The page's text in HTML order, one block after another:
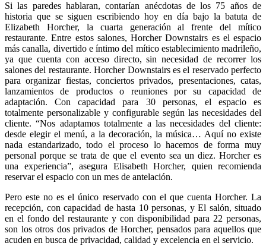
Si las paredes hablaran, contarían anécdotas de los 75 años de
historia que se siguen escribiendo hoy en día bajo la batuta de
Elizabeth Horcher, la cuarta generación al frente del mítico
restaurante. Entre estos salones, Horcher Downstairs es el espacio
más canalla, divertido e íntimo del mítico establecimiento madrileño,
ya que cuenta con acceso directo, sin necesidad de recorrer los
salones del restaurante. Horcher Downstairs es el reservado perfecto
para organizar fiestas, conciertos privados, presentaciones, catas,
lanzamientos de productos o reuniones por su capacidad de
adaptación. Con capacidad para 30 personas, el espacio es
totalmente personalizable y configurable según las necesidades del
cliente. “Nos adaptamos totalmente a las necesidades del cliente:
desde elegir el menú, a la decoración, la música… Aquí no existe
nada estandarizado, todo el proceso lo hacemos de forma muy
personal porque se trata de que el evento sea un diez. Horcher es
una experiencia”, asegura Elisabeth Horcher, quien recomienda
reservar el espacio con un mes de antelación.
Pero este no es el único reservado con el que cuenta Horcher. La
recepción, con capacidad de hasta 10 personas, y El salón, situado
en el fondo del restaurante y con disponibilidad para 22 personas,
son los otros dos privados de Horcher, pensados para aquellos que
acuden en busca de privacidad, calidad y excelencia en el servicio.